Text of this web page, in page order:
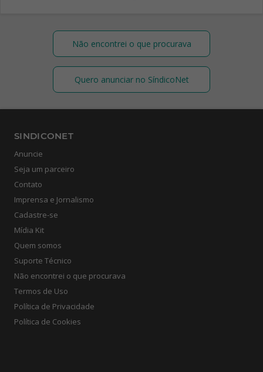
Não encontrei o que procurava
Quero anunciar no SíndicoNet
SINDICONET
Anuncie
Seja um parceiro
Contato
Imprensa e Jornalismo
Cadastre-se
Mídia Kit
Quem somos
Suporte Técnico
Não encontrei o que procurava
Termos de Uso
Política de Privacidade
Política de Cookies